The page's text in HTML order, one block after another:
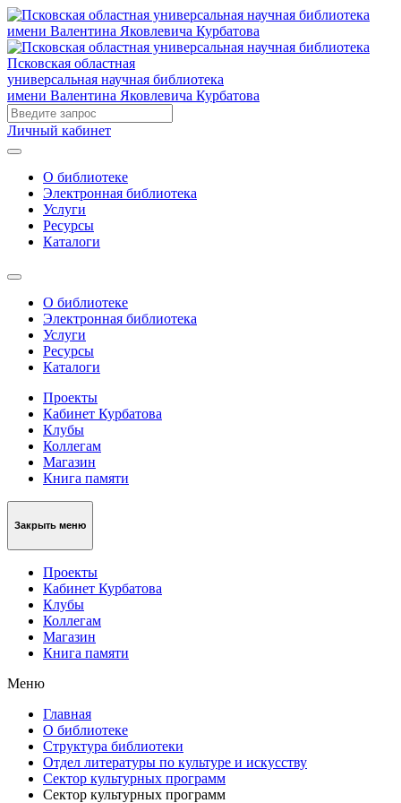
Псковская областная
универсальная научная библиотека
имени Валентина Яковлевича Курбатова
Личный кабинет
О библиотеке
Электронная библиотека
Услуги
Ресурсы
Каталоги
О библиотеке
Электронная библиотека
Услуги
Ресурсы
Каталоги
Проекты
Кабинет Курбатова
Клубы
Коллегам
Магазин
Книга памяти
Закрыть меню
Проекты
Кабинет Курбатова
Клубы
Коллегам
Магазин
Книга памяти
Меню
Главная
О библиотеке
Структура библиотеки
Отдел литературы по культуре и искусству
Сектор культурных программ
Сектор культурных программ